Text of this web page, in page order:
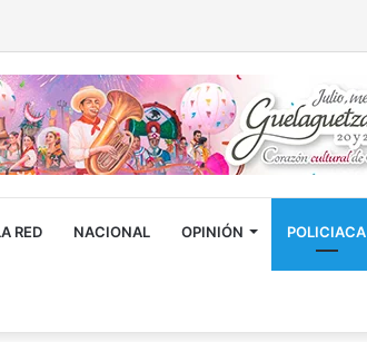
RED NACIONAL OPINIÓN POLICIACA